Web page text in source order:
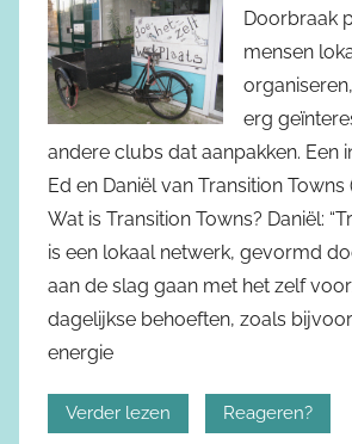
Doorbraak
mensen
erg
andere clubs dat aanpakken. Een
Ed en Daniël van Transition Towns
Wat is Transition Towns? Daniël:
is een lokaal netwerk, gevormd
aan de slag gaan met het zelf
dagelijkse behoeften, zoals
energie
Verder lezen Reageren?